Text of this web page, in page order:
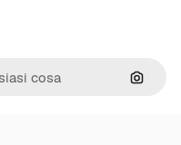
Cerca